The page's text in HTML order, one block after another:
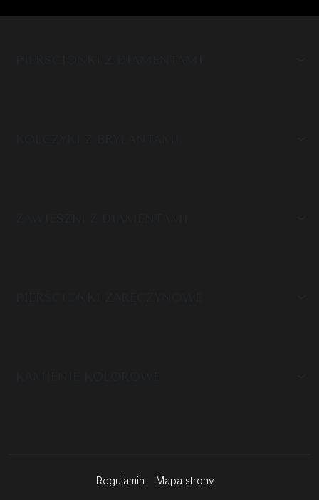
Regulamin Mapa strony